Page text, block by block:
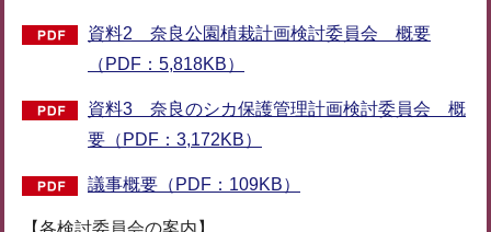
資料2 奈良公園植栽計画検討委員会 概要
（PDF：5,818KB）
資料3 奈良のシカ保護管理計画検討委員会 概
要（PDF：3,172KB）
議事概要（PDF：109KB）